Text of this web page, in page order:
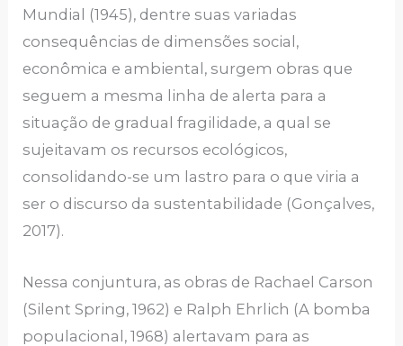
Mundial (1945), dentre suas variadas
consequências de dimensões social,
econômica e ambiental, surgem obras que
seguem a mesma linha de alerta para a
situação de gradual fragilidade, a qual se
sujeitavam os recursos ecológicos,
consolidando-se um lastro para o que viria a
ser o discurso da sustentabilidade (Gonçalves,
2017).
Nessa conjuntura, as obras de Rachael Carson
(Silent Spring, 1962) e Ralph Ehrlich (A bomba
populacional, 1968) alertavam para as